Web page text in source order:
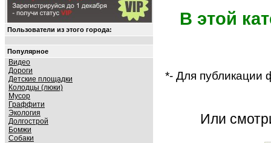
Пользователи из этого города:
Популярное
Видео
Дороги
Детские площадки
Колодцы (люки)
Мусор
Граффити
Экология
Долгострой
Бомжи
Собаки
В этой
*- Для публикации
Или